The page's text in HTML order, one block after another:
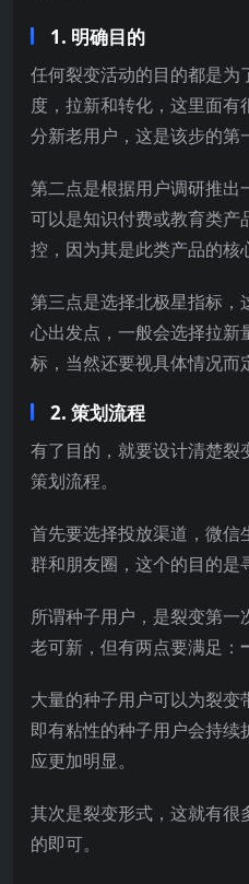
1. 明确目的
任何裂变活动的目的都是为
度，拉新和转化，这里面
分新老用户，这是该步的第
第二点是根据用户调研推出
可以是知识付费或教育类
控，因为其是此类产品的核
第三点是选择北极星指标
心出发点，一般会选择拉新
标，当然还要视具体情况而
2. 策划流程
有了目的，就要设计清楚裂
策划流程。
首先要选择投放渠道，微
群和朋友圈，这个的目的是
所谓种子用户，是裂变第
老可新，但有两点要满足：
大量的种子用户可以为裂
即有粘性的种子用户会持
应更加明显。
其次是裂变形式，这就有
的即可。